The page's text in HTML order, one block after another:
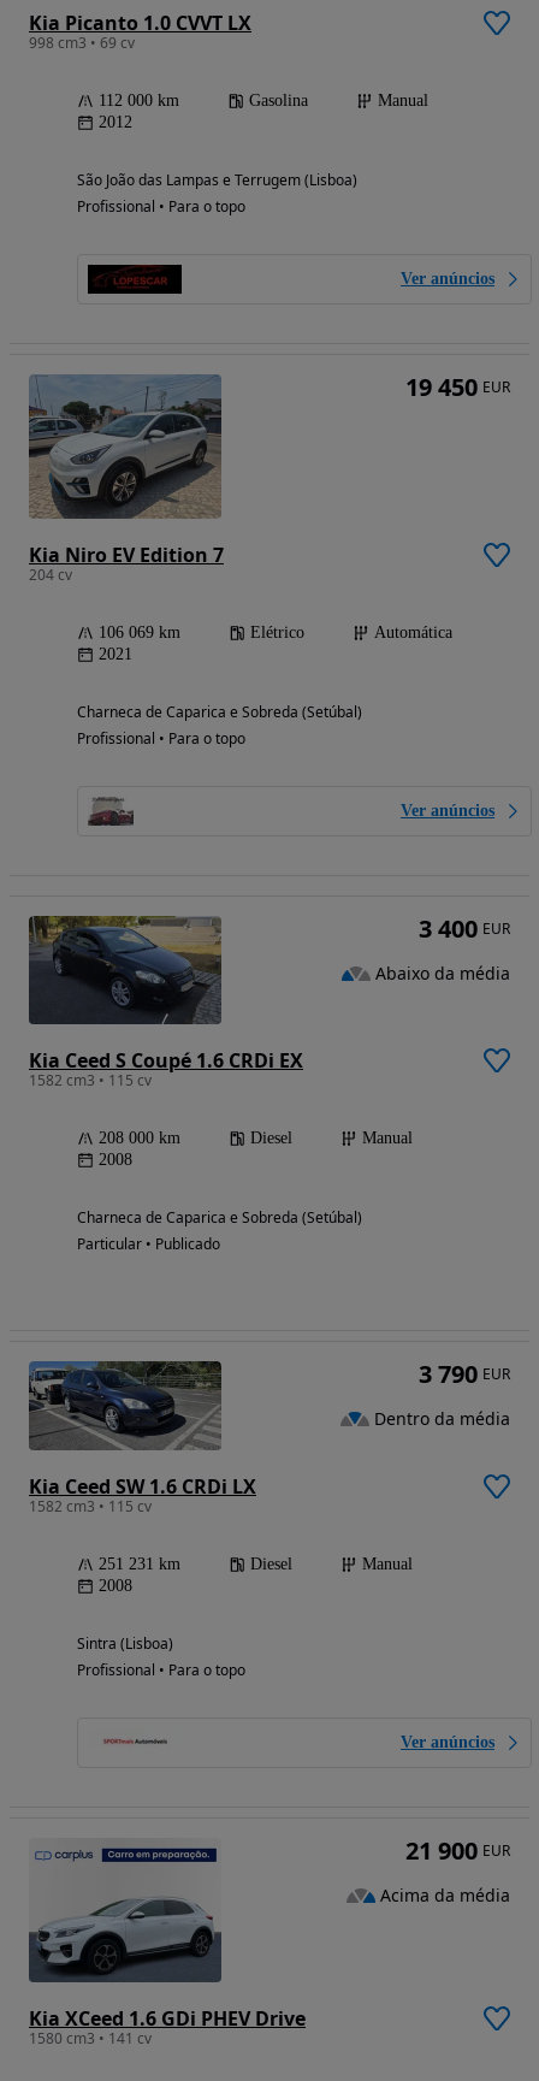
Kia Picanto 1.0 CVVT LX
998 cm3 • 69 cv
112 000 km Gasolina
Manual
2012
São João das Lampas e Terrugem (Lisboa)
Profissional • Para o topo
Ver anúncios
Kia Niro EV Edition 7
204 cv
106 069 km Elétrico
Automática
2021
Charneca de Caparica e Sobreda (Setúbal)
Profissional • Para o topo
Ver anúncios
19 450 EUR
Kia Ceed S Coupé 1.6 CRDi EX
1582 cm3 • 115 cv
208 000 km Diesel
Manual
2008
Charneca de Caparica e Sobreda (Setúbal)
Particular • Publicado
3 400 EUR
Abaixo da média
Kia Ceed SW 1.6 CRDi LX
1582 cm3 • 115 cv
251 231 km Diesel
Manual
2008
Sintra (Lisboa)
Profissional • Para o topo
Ver anúncios
3 790 EUR
Dentro da média
Kia XCeed 1.6 GDi PHEV Drive
1580 cm3 • 141 cv
21 900 EUR
Acima da média